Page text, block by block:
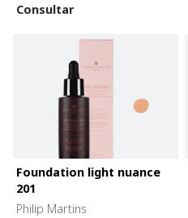
Consultar
Foundation light nuance
201
Philip Martins